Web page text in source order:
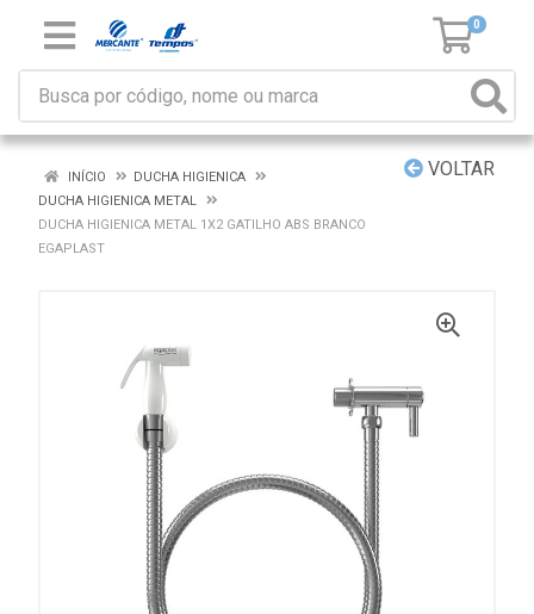
0
VOLTAR
INÍCIO
DUCHA HIGIENICA
DUCHA HIGIENICA METAL
DUCHA HIGIENICA METAL 1X2 GATILHO ABS BRANCO
EGAPLAST